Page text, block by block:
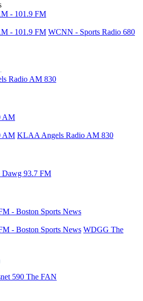
- 101.9 FM
- 101.9 FM WCNN - Sports Radio 680
Radio AM 830
AM
AM KLAA Angels Radio AM 830
93.7 FM
- Boston Sports News
- Boston Sports News WDGG The
590 The FAN